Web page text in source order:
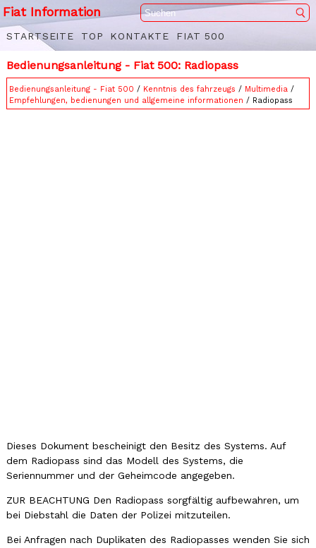
Fiat Information
STARTSEITE TOP KONTAKTE FIAT 500
Bedienungsanleitung - Fiat 500: Radiopass
Bedienungsanleitung - Fiat 500 / Kenntnis des fahrzeugs / Multimedia/
Empfehlungen, bedienungen und allgemeine informationen / Radiopass
Dieses Dokument bescheinigt den Besitz des Systems. Auf
dem Radiopass sind das Modell des Systems, die
Seriennummer und der Geheimcode angegeben.
ZUR BEACHTUNG Den Radiopass sorgfältig aufbewahren, um
bei Diebstahl die Daten der Polizei mitzuteilen.
Bei Anfragen nach Duplikaten des Radiopasses wenden Sie sich